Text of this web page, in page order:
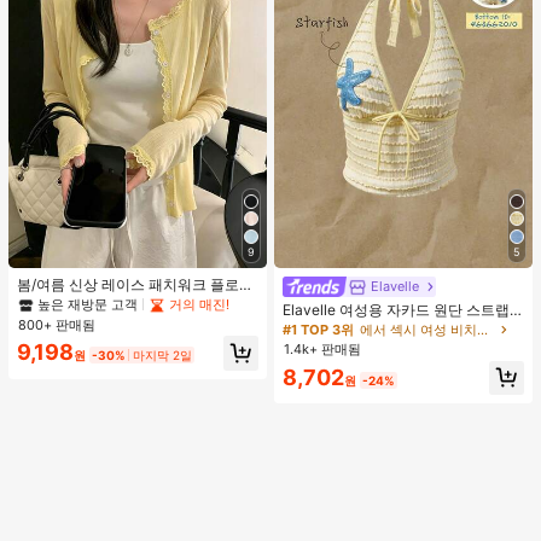
9
봄/여름 신상 레이스 패치워크 플로럴
트림 소프트 니트 가디건 경량 재킷 탑
여성용, 코티지코어 옐로우
높은 재방문 고객
거의 매진!
800+ 판매됨
9,198원 -30% 마지막 2일
5
Elavelle
Elavelle 여성용 자카드 원단 스트랩
불가사리 장식 홀터 탑, 봄/여름에 적
합 (탑만 포함, 반바지 미포함)
#1 TOP 3위
에서 섹시 여성 비치웨어
1.4k+ 판매됨
8,702원 -24%